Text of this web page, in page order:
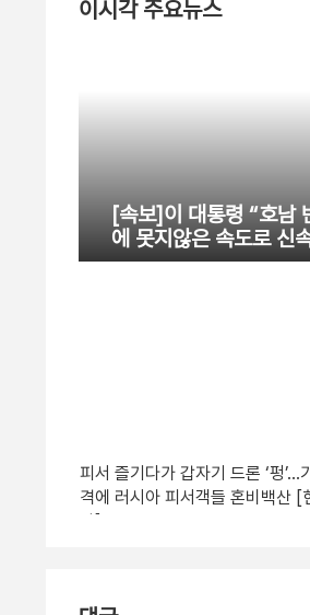
이시각 주요뉴스
[속보]이 대통령 “호남
에 못지않은 속도로 신
피서 즐기다가 갑자기 드론 ‘펑’…
격에 러시아 피서객들 혼비백산 [
상]